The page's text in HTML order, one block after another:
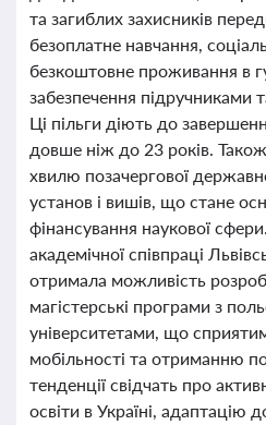
та загиблих захисників
безоплатне навчання,
безкоштовне проживання в
забезпечення підручниками
Ці пільги діють до
довше ніж до 23 років.
хвилю позачергової
установ і вишів, що стане
фінансування наукової
академічної співпраці
отримала можливість
магістерські програми з
університетами, що
мобільності та отриманню
тенденції свідчать про
освіти в Україні, адаптацію